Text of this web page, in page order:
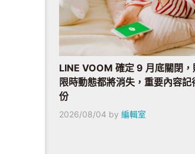
LINE VOOM 確定 9 月底關閉，
限時動態都將消失，重要內容記
份
2026/08/04 by 編輯室